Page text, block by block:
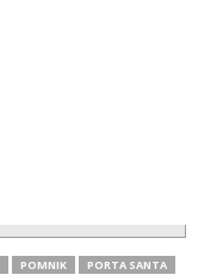
POMNIK
PORTA SANTA